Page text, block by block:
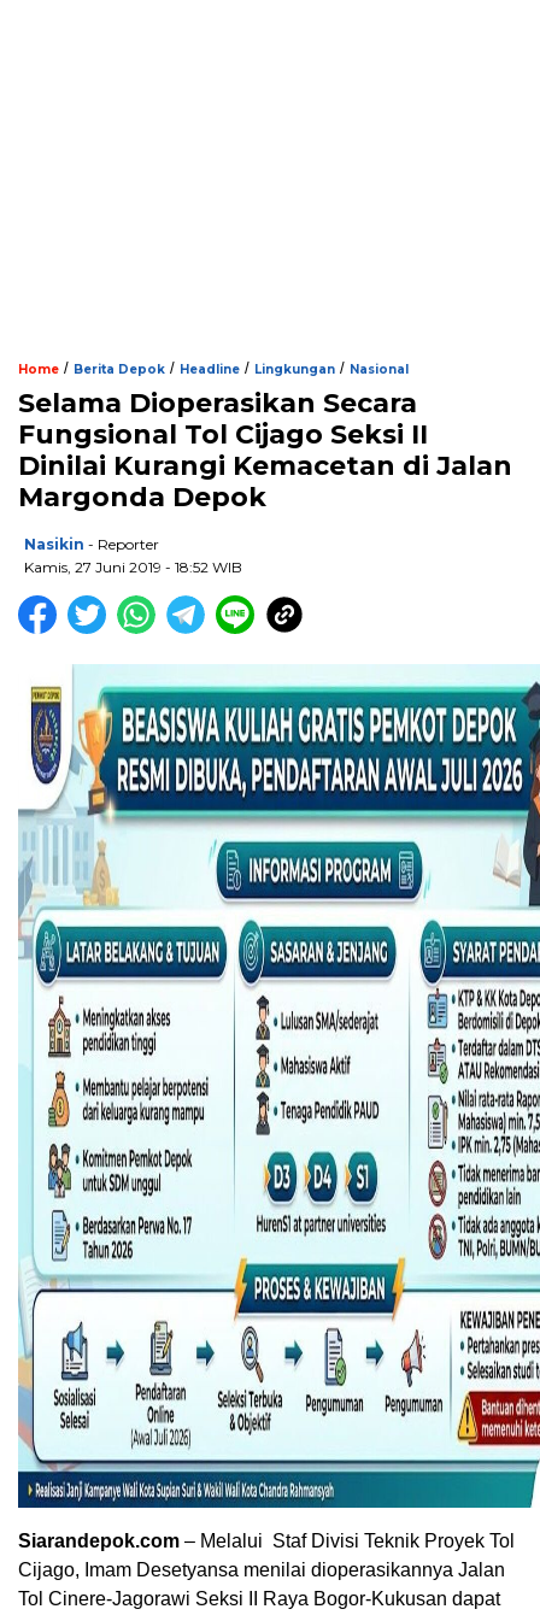
Home / Berita Depok / Headline / Lingkungan / Nasional
Selama Dioperasikan Secara
Fungsional Tol Cijago Seksi II
Dinilai Kurangi Kemacetan di Jalan
Margonda Depok
Nasikin - Reporter
Kamis, 27 Juni 2019 - 18:52 WIB
Siarandepok.com – Melalui Staf Divisi Teknik Proyek Tol
Cijago, Imam Desetyansa menilai dioperasikannya Jalan
Tol Cinere-Jagorawi Seksi II Raya Bogor-Kukusan dapat